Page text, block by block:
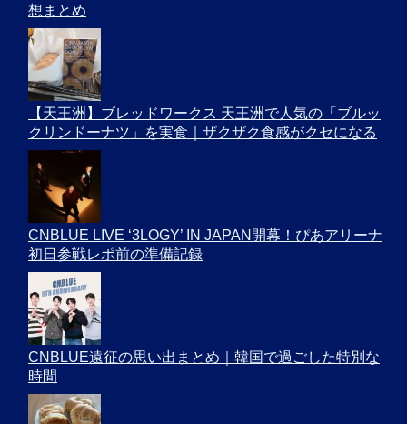
想まとめ
【天王洲】ブレッドワークス 天王洲で人気の「ブルッ
クリンドーナツ」を実食｜ザクザク食感がクセになる
CNBLUE LIVE ‘3LOGY’ IN JAPAN開幕！ぴあアリーナ
初日参戦レポ前の準備記録
CNBLUE遠征の思い出まとめ｜韓国で過ごした特別な
時間